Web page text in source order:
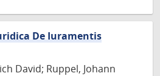
De Iuramentis
David; Ruppel, Johann